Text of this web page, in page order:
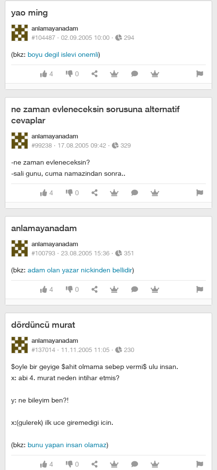
yao ming
anlamayanadam
#104487 · 02.09.2005 10:00 · 294
(bkz: boyu degil islevi onemli)
4 0
ne zaman evleneceksin sorusuna alternatif
cevaplar
anlamayanadam
#99238 · 17.08.2005 09:42 · 329
-ne zaman evleneceksin?
-sali gunu, cuma namazindan sonra..
4 0
anlamayanadam
anlamayanadam
#100793 · 23.08.2005 15:36 · 351
(bkz: adam olan yazar nickinden bellidir)
4 0
dördüncü murat
anlamayanadam
#137014 · 11.11.2005 11:05 · 230
$oyle bir geyige $ahit olmama sebep vermi$ ulu insan.
x: abi 4. murat neden intihar etmis?
y: ne bileyim ben?!
x:(gulerek) ilk uce giremedigi icin.
(bkz: bunu yapan insan olamaz)
4 0